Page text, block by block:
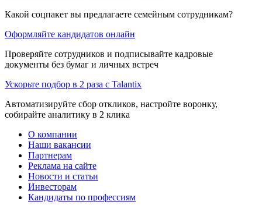
Какой соцпакет вы предлагаете семейным сотрудникам?
Оформляйте кандидатов онлайн
Проверяйте сотрудников и подписывайте кадровые
документы без бумаг и личных встреч
Ускорьте подбор в 2 раза с Talantix
Автоматизируйте сбор откликов, настройте воронку,
собирайте аналитику в 2 клика
О компании
Наши вакансии
Партнерам
Реклама на сайте
Новости и статьи
Инвесторам
Кандидаты по профессиям